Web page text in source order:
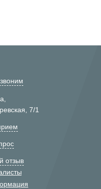
7/1
отзыв